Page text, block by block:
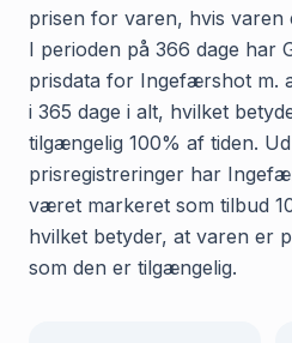
prisen for varen, hvis varen
I perioden på 366 dage har
prisdata for Ingefærshot m.
i 365 dage i alt, hvilket
tilgængelig 100% af tiden.
prisregistreringer har
været markeret som tilbud
hvilket betyder, at varen er
som den er tilgængelig.